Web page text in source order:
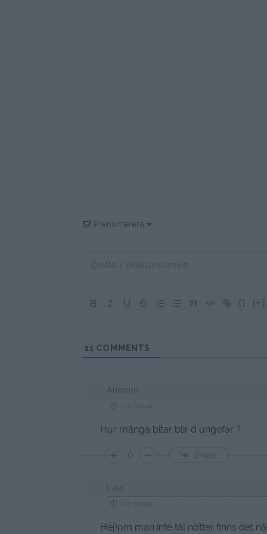
Prenumerera
{} [+]
11 COMMENTS
Anonyn
11 år sedan
Hur många bitar blir d ungefär ?
0 Svara
Lina
11 år sedan
Hej!om man inte tål nötter finns det